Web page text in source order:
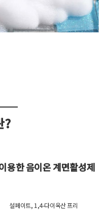
?
용한 음이온 계면활성제
설페이트, 1,4-다이옥산 프리